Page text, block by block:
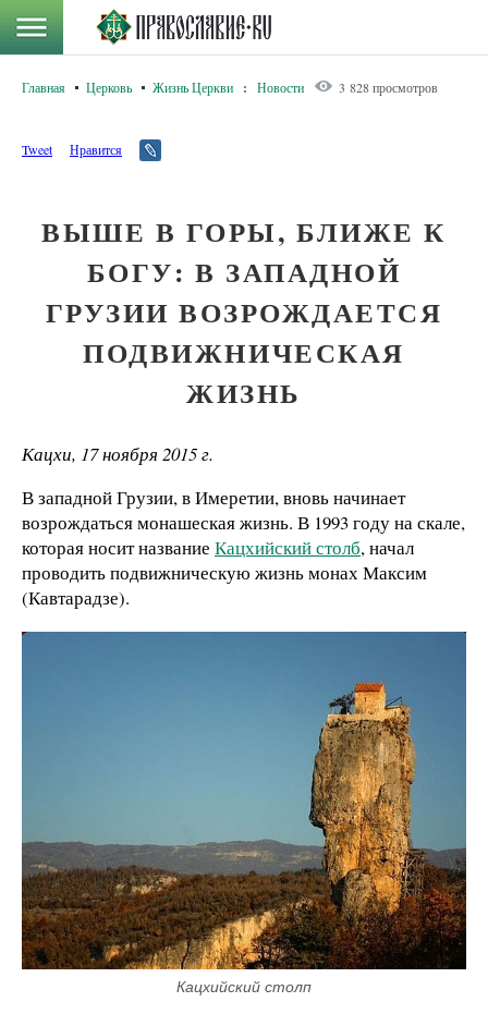
Главная Церковь Жизнь Церкви : Новости 3 828 просмотров
Tweet Нравится
ВЫШЕ В ГОРЫ, БЛИЖЕ К
БОГУ: В ЗАПАДНОЙ
ГРУЗИИ ВОЗРОЖДАЕТСЯ
ПОДВИЖНИЧЕСКАЯ
ЖИЗНЬ
Кацхи, 17 ноября 2015 г.
В западной Грузии, в Имеретии, вновь начинает
возрождаться монашеская жизнь. В 1993 году на скале,
которая носит название Кацхийский столб, начал
проводить подвижническую жизнь монах Максим
(Кавтарадзе).
Кацхийский столп